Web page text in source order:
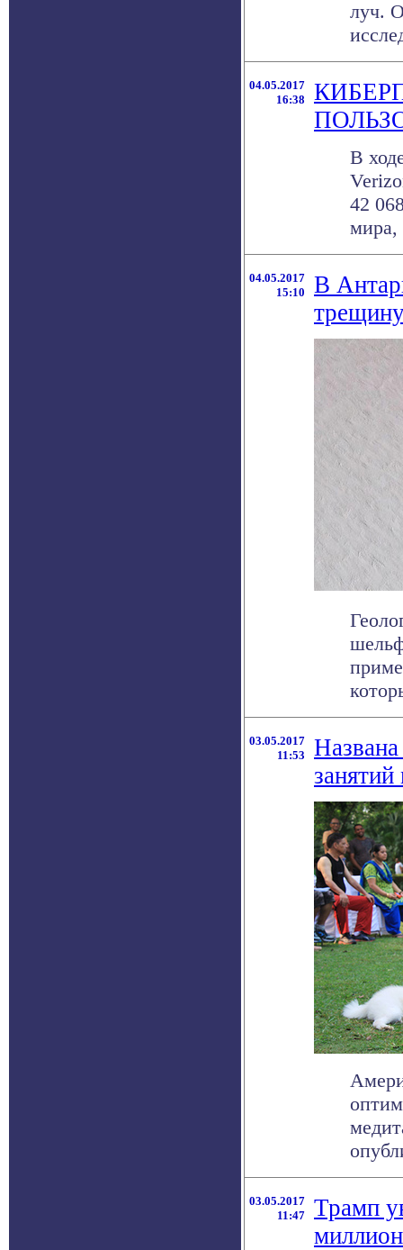
луч.
04.05.2017
16:38
В
42
мира,
04.05.2017
15:10
В
03.05.2017
11:53
03.05.2017
11:47
Трамп